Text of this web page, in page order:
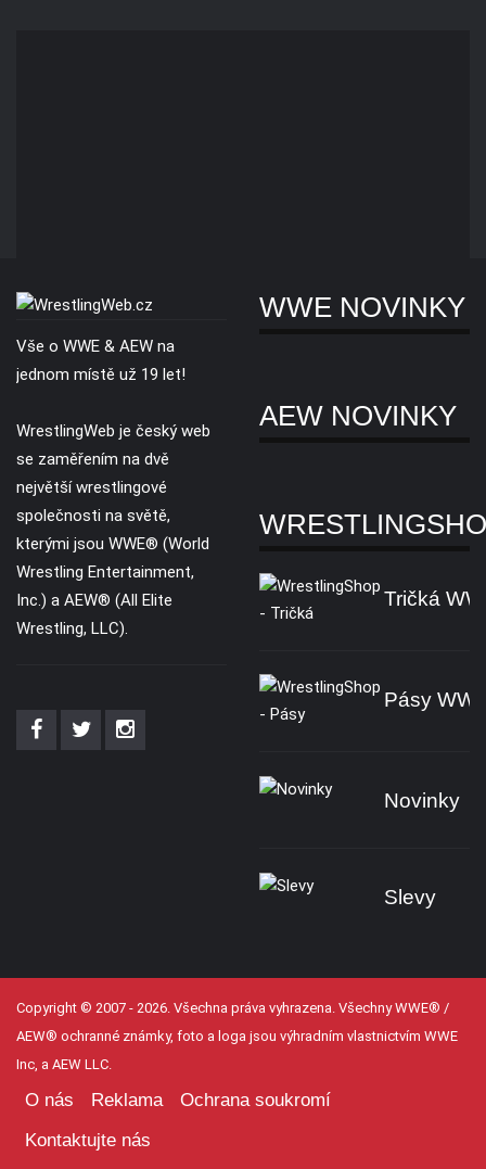
Vše o WWE & AEW na
jednom místě už 19 let!
WrestlingWeb je český web
se zaměřením na dvě
největší wrestlingové
společnosti na světě,
kterými jsou WWE® (World
Wrestling Entertainment,
Inc.) a AEW® (All Elite
Wrestling, LLC).
WWE NOVINKY
AEW NOVINKY
Tričká
Pásy
Novinky
Slevy
Copyright © 2007 - 2026. Všechna práva vyhrazena. Všechny WWE® /
AEW® ochranné známky, foto a loga jsou výhradním vlastnictvím WWE
Inc, a AEW LLC.
O nás Reklama
Ochrana soukromí
Kontaktujte nás